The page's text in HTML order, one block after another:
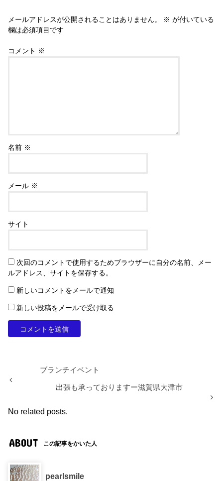
メールアドレスが公開されることはありません。 ※ が付いている
欄は必須項目です
コメント ※
名前 ※
メール ※
サイト
次回のコメントで使用するためブラウザーに自分の名前、メー
ルアドレス、サイトを保存する。
新しいコメントをメールで通知
新しい投稿をメールで受け取る
ブランチイベント
出張も承っておりますー滋賀県大津市
No related posts.
ABOUT この記事をかいた人
pearlsmile